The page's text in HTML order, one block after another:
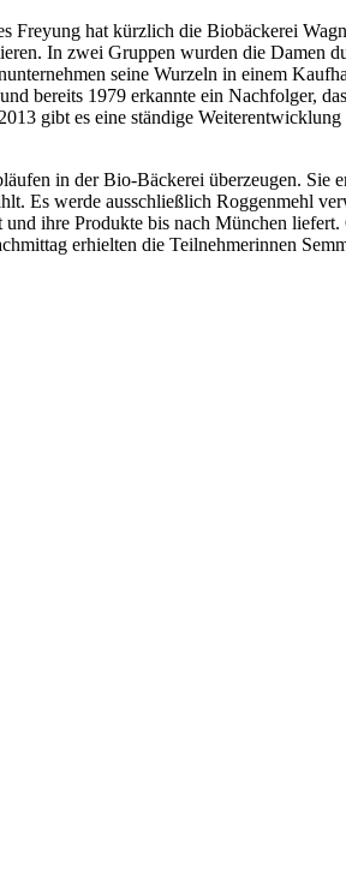
Freyung hat kürzlich die Biobäckerei
In zwei Gruppen wurden die Damen
seine Wurzeln in einem
bereits 1979 erkannte ein Nachfolger,
gibt es eine ständige
in der Bio-Bäckerei überzeugen. Sie
Es werde ausschließlich Roggenmehl
ihre Produkte bis nach München
erhielten die Teilnehmerinnen